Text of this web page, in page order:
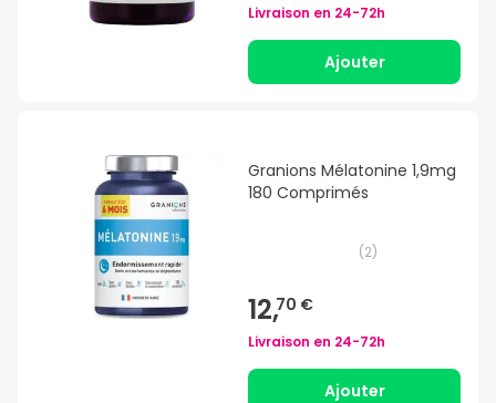
Livraison en 24-72h
Ajouter
Granions Mélatonine 1,9mg
180 Comprimés
(2)
12,70 €
Livraison en 24-72h
Ajouter